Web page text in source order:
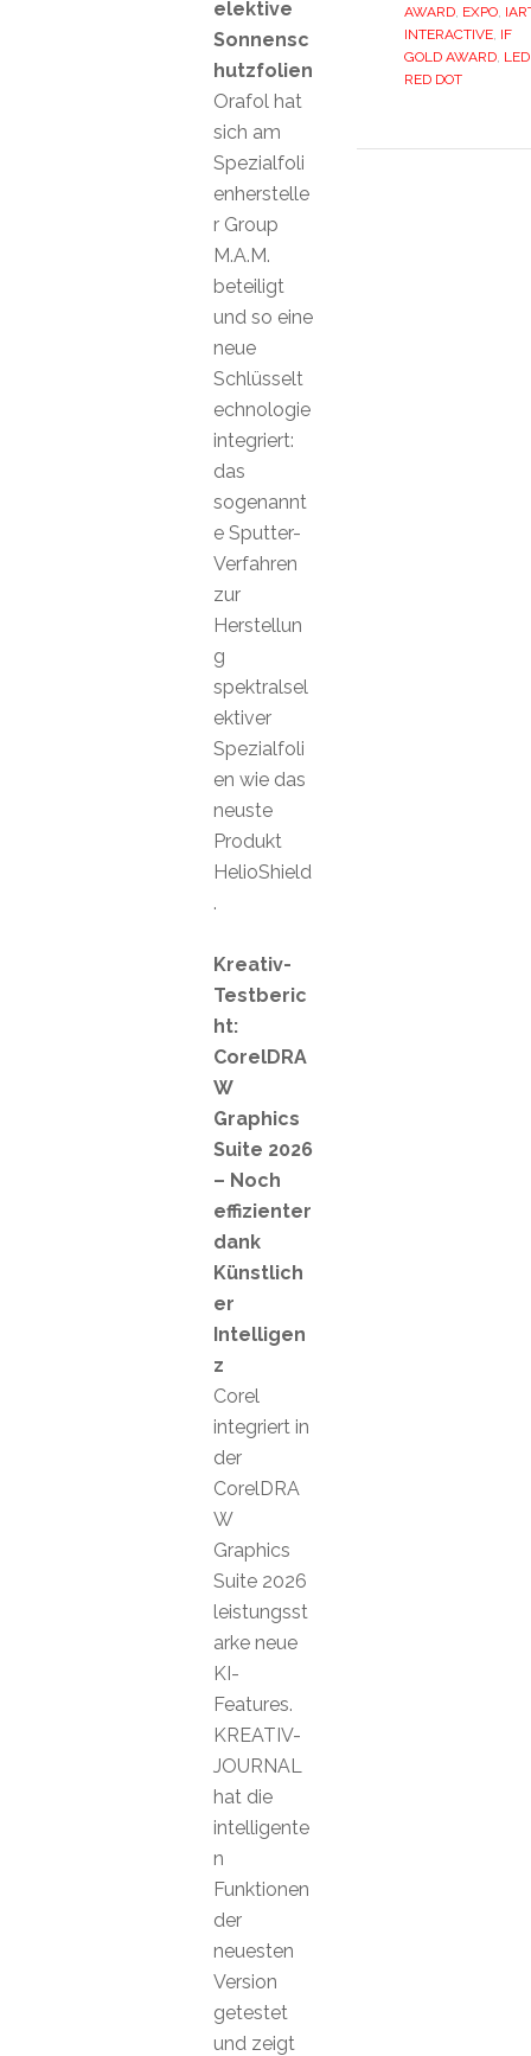
AWARD, EXPO,
INTERACTIVE, IF
GOLD AWARD, LED
RED DOT
elektive
Sonnensc
hutzfolien
Orafol hat
sich am
Spezialfoli
enherstelle
r Group
M.A.M.
beteiligt
und so eine
neue
Schlüsselt
echnologie
integriert:
das
sogenannt
e Sputter-
Verfahren
zur
Herstellun
g
spektralsel
ektiver
Spezialfoli
en wie das
neuste
Produkt
HelioShield
.
Kreativ-
Testberic
ht:
CorelDRA
W
Graphics
Suite 2026
– Noch
effizienter
dank
Künstlich
er
Intelligen
z
Corel
integriert in
der
CorelDRA
W
Graphics
Suite 2026
leistungsst
arke neue
KI-
Features.
KREATIV-
JOURNAL
hat die
intelligente
n
Funktionen
der
neuesten
Version
getestet
und zeigt